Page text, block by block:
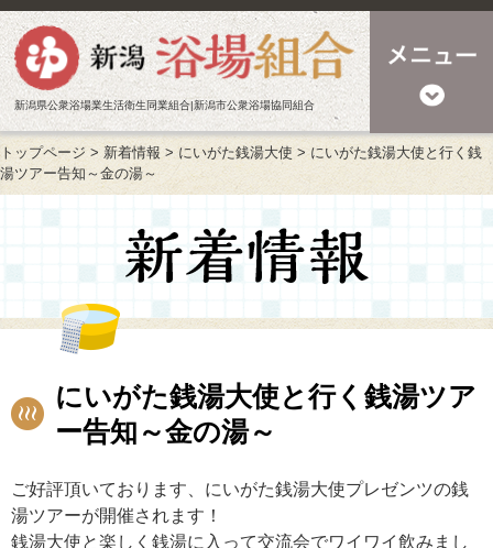
新潟県公衆浴場業生活衛生同業組合|新潟市公衆浴場協同組合
トップページ > 新着情報 > にいがた銭湯大使 >にいがた銭湯大使と行く銭
湯ツアー告知～金の湯～
にいがた銭湯大使と行く銭湯ツア
ー告知～金の湯～
ご好評頂いております、にいがた銭湯大使プレゼンツの銭
湯ツアーが開催されます！
銭湯大使と楽しく銭湯に入って交流会でワイワイ飲みまし